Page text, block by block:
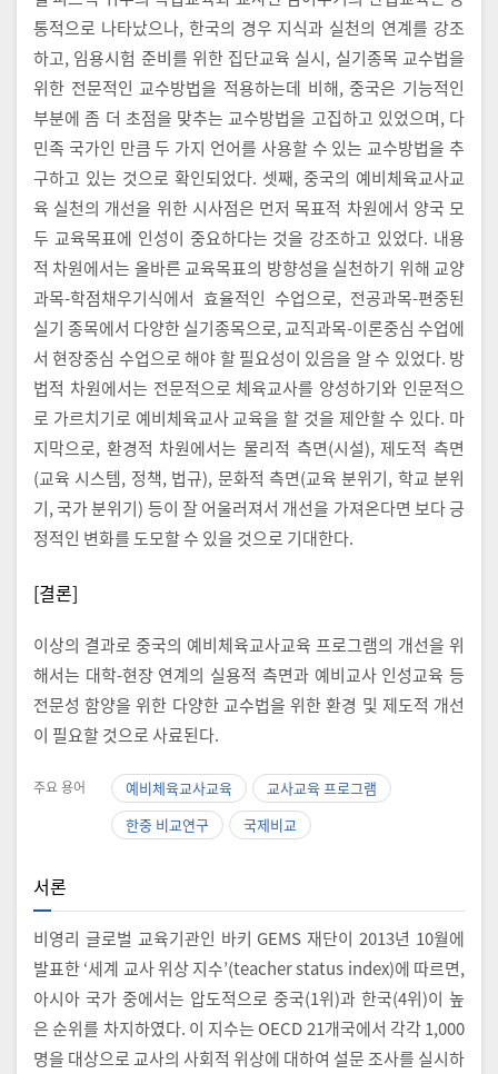
통적으로 나타났으나, 한국의 경우 지식과 실천의 연계를 강조
하고, 임용시험 준비를 위한 집단교육 실시, 실기종목 교수법을
위한 전문적인 교수방법을 적용하는데 비해, 중국은 기능적인
부분에 좀 더 초점을 맞추는 교수방법을 고집하고 있었으며, 다
민족 국가인 만큼 두 가지 언어를 사용할 수 있는 교수방법을 추
구하고 있는 것으로 확인되었다. 셋째, 중국의 예비체육교사교
육 실천의 개선을 위한 시사점은 먼저 목표적 차원에서 양국 모
두 교육목표에 인성이 중요하다는 것을 강조하고 있었다. 내용
적 차원에서는 올바른 교육목표의 방향성을 실천하기 위해 교양
과목-학점채우기식에서 효율적인 수업으로, 전공과목-편중된
실기 종목에서 다양한 실기종목으로, 교직과목-이론중심 수업에
서 현장중심 수업으로 해야 할 필요성이 있음을 알 수 있었다. 방
법적 차원에서는 전문적으로 체육교사를 양성하기와 인문적으
로 가르치기로 예비체육교사 교육을 할 것을 제안할 수 있다. 마
지막으로, 환경적 차원에서는 물리적 측면(시설), 제도적 측면
(교육 시스템, 정책, 법규), 문화적 측면(교육 분위기, 학교 분위
기, 국가 분위기) 등이 잘 어울러져서 개선을 가져온다면 보다 긍
정적인 변화를 도모할 수 있을 것으로 기대한다.
[결론]
이상의 결과로 중국의 예비체육교사교육 프로그램의 개선을 위
해서는 대학-현장 연계의 실용적 측면과 예비교사 인성교육 등
전문성 함양을 위한 다양한 교수법을 위한 환경 및 제도적 개선
이 필요할 것으로 사료된다.
주요 용어 예비체육교사교육
교사교육 프로그램
한중 비교연구
국제비교
서론
비영리 글로벌 교육기관인 바키 GEMS 재단이 2013년 10월에
발표한 ‘세계 교사 위상 지수’(teacher status index)에 따르면,
아시아 국가 중에서는 압도적으로 중국(1위)과 한국(4위)이 높
은 순위를 차지하였다. 이 지수는 OECD 21개국에서 각각 1,000
명을 대상으로 교사의 사회적 위상에 대하여 설문 조사를 실시하